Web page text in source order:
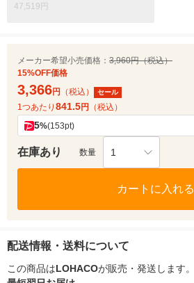
47,519円
メーカー希望小売価格： 3,960円（税込）
15%OFF価格
3,366円 （税込） セール
1つあたり 841.5円 （税込）
5%(153pt)
在庫あり 数量 1
カートに入れる
配送情報・送料について
この商品はLOHACOが販売・発送します。